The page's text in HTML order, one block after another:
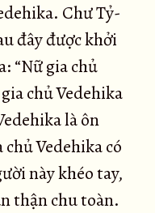
Chư Tỷ-
đây được khởi
“Nữ gia chủ
chủ Vedehika
là ôn
Vedehika có
này khéo tay,
thận chu toàn.